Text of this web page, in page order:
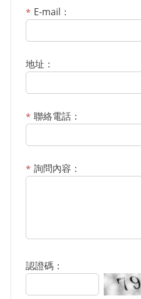
E-mail：
地址：
聯絡電話：
詢問內容：
認證碼：